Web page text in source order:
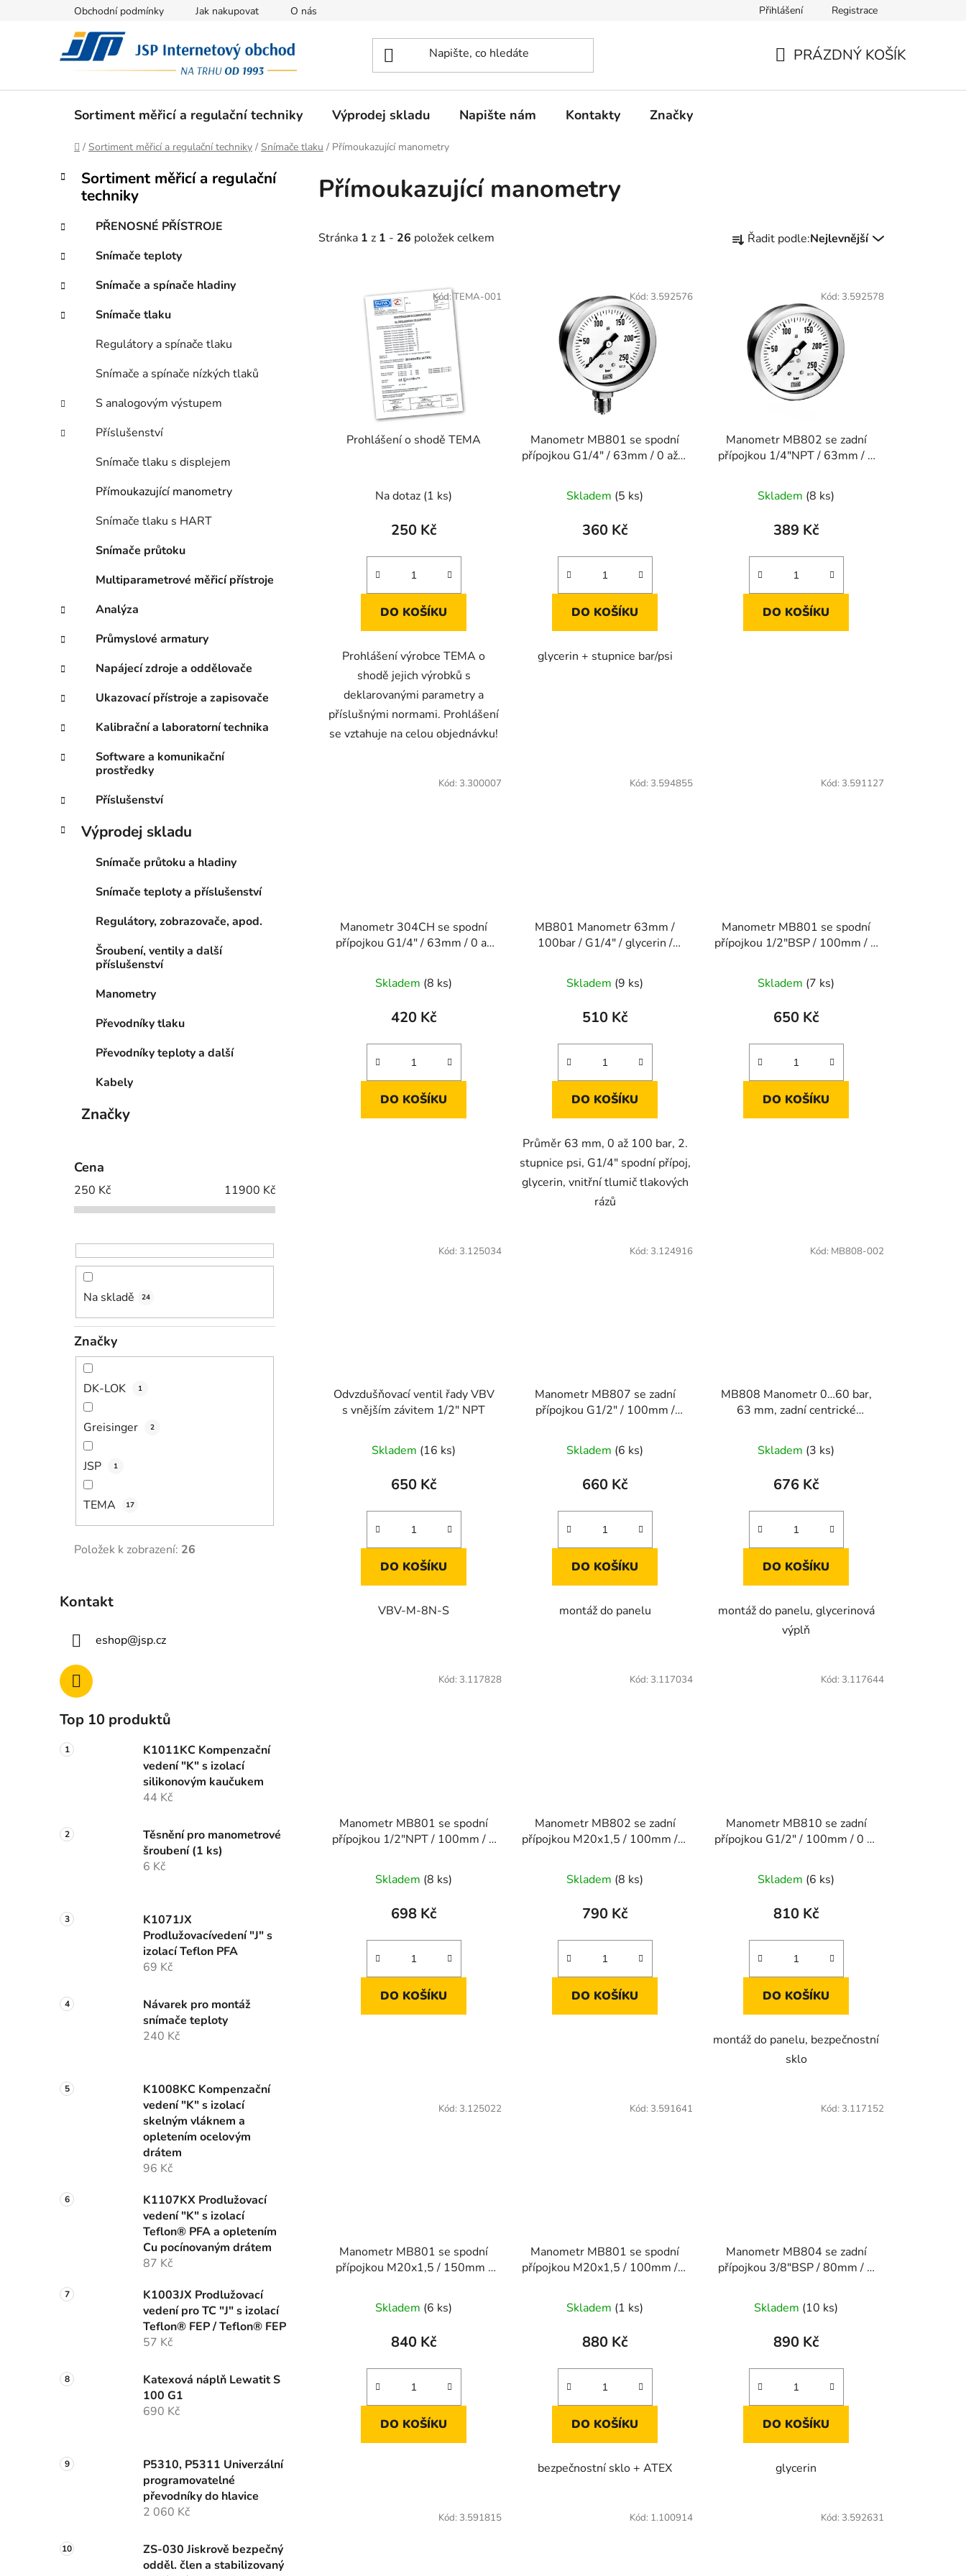
Obchodní podmínky Jak nakupovat O nás Přihlášení Registrace
PRÁZDNÝ KOŠÍK
Sortiment měřicí a regulační techniky Výprodej skladu Napište nám Kontakty Značky
Domů
/ Sortiment měřicí a regulační techniky / Snímače tlaku / Přímoukazující manometry
P
t
a
n
í
e
l
Přeskočit
kategorie
K
a
g
r
i
e
Sortiment měřicí a regulační
techniky
PŘENOSNÉ PŘÍSTROJE
Snímače teploty
Snímače a spínače hladiny
Snímače tlaku
Regulátory a spínače tlaku
Snímače a spínače nízkých tlaků
S analogovým výstupem
Příslušenství
Snímače tlaku s displejem
Přímoukazující manometry
Snímače tlaku s HART
Snímače průtoku
Multiparametrové měřicí přístroje
Analýza
Průmyslové armatury
Napájecí zdroje a oddělovače
Ukazovací přístroje a zapisovače
Kalibrační a laboratorní technika
Software a komunikační
prostředky
Příslušenství
Výprodej skladu
Snímače průtoku a hladiny
Snímače teploty a příslušenství
Regulátory, zobrazovače, apod.
Šroubení, ventily a další
příslušenství
Manometry
Převodníky tlaku
Převodníky teploty a další
Kabely
Značky
Cena
250 Kč 11900 Kč
Na skladě 24
Značky
DK-LOK 1
Greisinger 2
JSP 1
TEMA 17
Položek k zobrazení: 26
Kontakt
eshop@jsp.cz
Top 10 produktů
K1011KC Kompenzační
vedení "K" s izolací
silikonovým kaučukem
44 Kč
Těsnění pro manometrové
šroubení (1 ks)
6 Kč
K1071JX
Prodlužovacívedení "J" s
izolací Teflon PFA
69 Kč
Návarek pro montáž
snímače teploty
240 Kč
K1008KC Kompenzační
vedení "K" s izolací
skelným vláknem a
opletením ocelovým
drátem
96 Kč
K1107KX Prodlužovací
vedení "K" s izolací
Teflon® PFA a opletením
Cu pocínovaným drátem
87 Kč
K1003JX Prodlužovací
vedení pro TC "J" s izolací
Teflon® FEP / Teflon® FEP
57 Kč
Katexová náplň Lewatit S
100 G1
690 Kč
P5310, P5311 Univerzální
programovatelné
převodníky do hlavice
2 060 Kč
ZS-030 Jiskrově bezpečný
odděl. člen a stabilizovaný
Přímoukazující manometry
Stránka 1 z 1 - 26 položek celkem
a
k
t
Řadit podle:Nejlevnější
Prohlášení o shodě TEMA
Na dotaz (1 ks)
250 Kč
DO KOŠÍKU
Prohlášení výrobce TEMA o
shodě jejich výrobků s
deklarovanými parametry a
příslušnými normami. Prohlášení
se vztahuje na celou objednávku!
Kód:TEMA-001
Manometr MB801 se spodní
přípojkou G1/4" / 63mm / 0 až 4
Skladem (5 ks)
360 Kč
DO KOŠÍKU
glycerin + stupnice bar/psi
Kód: 3.592576
Manometr MB802 se zadní
přípojkou 1/4"NPT / 63mm / 0
Skladem (8 ks)
389 Kč
DO KOŠÍKU
Kód: 3.592578
Manometr 304CH se spodní
přípojkou G1/4" / 63mm / 0 až
Skladem (8 ks)
420 Kč
DO KOŠÍKU
Kód: 3.300007
MB801 Manometr 63mm /
100bar / G1/4" / glycerin /
Skladem (9 ks)
510 Kč
DO KOŠÍKU
Průměr 63 mm, 0 až 100 bar, 2.
stupnice psi, G1/4" spodní přípoj,
glycerin, vnitřní tlumič tlakových
rázů
Kód: 3.594855
Manometr MB801 se spodní
přípojkou 1/2"BSP / 100mm / 0
Skladem (7 ks)
650 Kč
DO KOŠÍKU
Kód: 3.591127
Odvzdušňovací ventil řady VBV
s vnějším závitem 1/2" NPT
Skladem (16 ks)
650 Kč
DO KOŠÍKU
VBV-M-8N-S
Kód: 3.125034
Manometr MB807 se zadní
přípojkou G1/2" / 100mm /
Skladem (6 ks)
660 Kč
DO KOŠÍKU
montáž do panelu
Kód: 3.124916
MB808 Manometr 0…60 bar,
63 mm, zadní centrické
Skladem (3 ks)
676 Kč
DO KOŠÍKU
montáž do panelu, glycerinová
výplň
Kód: MB808-002
Manometr MB801 se spodní
přípojkou 1/2"NPT / 100mm / 0
Skladem (8 ks)
698 Kč
DO KOŠÍKU
Kód: 3.117828
Manometr MB802 se zadní
přípojkou M20x1,5 / 100mm / 0
Skladem (8 ks)
790 Kč
DO KOŠÍKU
Kód: 3.117034
Manometr MB810 se zadní
přípojkou G1/2" / 100mm / 0 až
Skladem (6 ks)
810 Kč
DO KOŠÍKU
montáž do panelu, bezpečnostní
sklo
Kód: 3.117644
Manometr MB801 se spodní
přípojkou M20x1,5 / 150mm /
Skladem (6 ks)
840 Kč
DO KOŠÍKU
Kód: 3.125022
Manometr MB801 se spodní
přípojkou M20x1,5 / 100mm / 0
Skladem (1 ks)
880 Kč
DO KOŠÍKU
bezpečnostní sklo + ATEX
Kód: 3.591641
Manometr MB804 se zadní
přípojkou 3/8"BSP / 80mm / 0
Skladem (10 ks)
890 Kč
DO KOŠÍKU
glycerin
Kód: 3.117152
Kód: 3.591815 Kód: 1.100914 Kód: 3.592631